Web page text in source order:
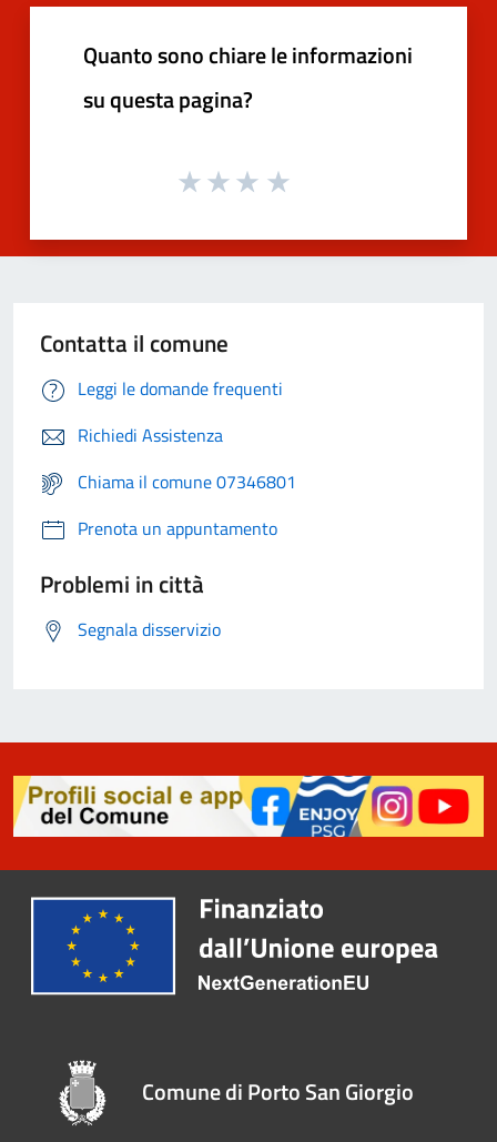
Quanto sono chiare le informazioni
su questa pagina?
Contatta il comune
Leggi le domande frequenti
Richiedi Assistenza
Chiama il comune 07346801
Prenota un appuntamento
Problemi in città
Segnala disservizio
Comune di Porto San Giorgio